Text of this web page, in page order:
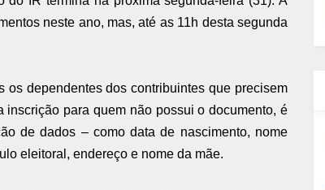
neste ano, mas, até as 11h desta segunda
dependentes dos contribuintes que precisem
para quem não possui o documento, é
de dados – como data de nascimento, nome
eleitoral, endereço e nome da mãe.